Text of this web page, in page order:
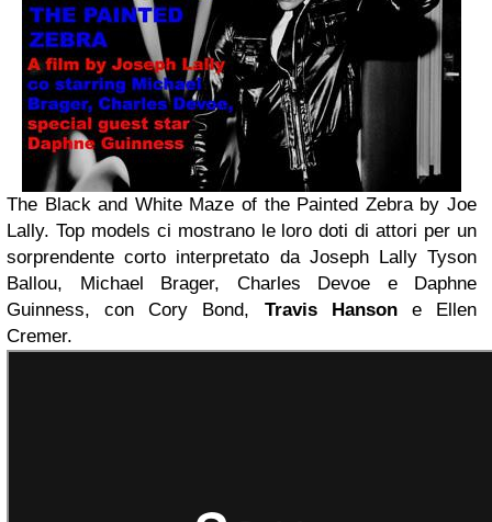
The Black and White Maze of the Painted Zebra by Joe
Lally. Top models ci mostrano le loro doti di attori per un
sorprendente corto interpretato da Joseph Lally Tyson
Ballou, Michael Brager, Charles Devoe e Daphne
Guinness, con Cory Bond, Travis Hansone Ellen
Cremer.